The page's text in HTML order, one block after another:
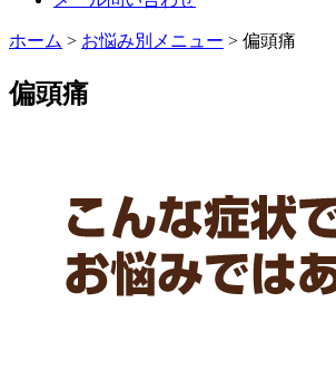
ホーム > お悩み別メニュー > 偏頭痛
偏頭痛